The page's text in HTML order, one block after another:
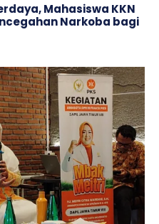
Mahasiswa KKN
Narkoba bagi